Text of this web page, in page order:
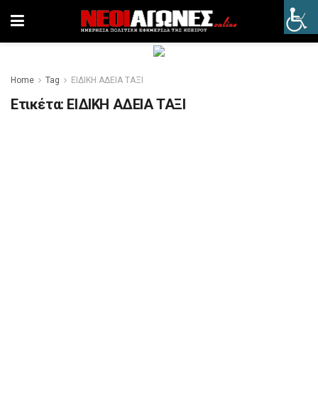
Home Tag ΕΙΔΙΚΗ ΑΔΕΙΑ ΤΑΞΙ
Ετικέτα: ΕΙΔΙΚΗ ΑΔΕΙΑ ΤΑΞΙ